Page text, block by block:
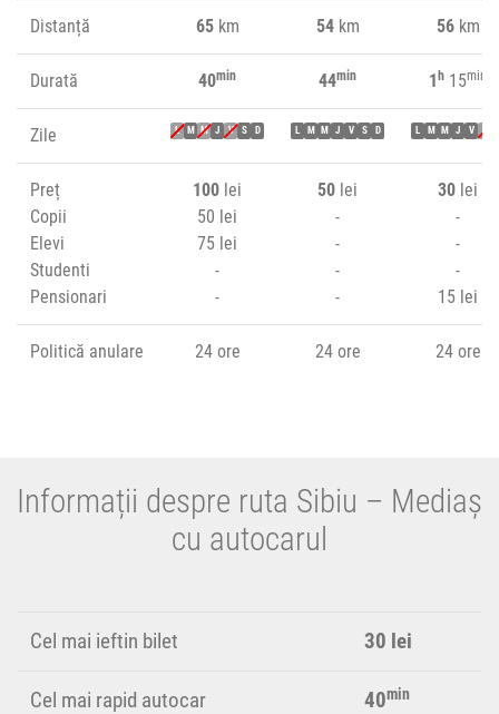
Distanță 65km 54km 56km
Durată 40min 44min 1 h 15min
Zile L M M J V S D L M M J V S D L M M J V S
Preț
Copii
Elevi
Studenti
Pensionari
100 lei
50 lei
75 lei
-
-
50 lei
-
-
-
-
30 lei
-
-
-
15 lei
Politică anulare 24 ore 24 ore 24 ore
Informații despre ruta Sibiu – Mediaș
cu autocarul
Cel mai ieftin bilet 30 lei
Cel mai rapid autocar 40min